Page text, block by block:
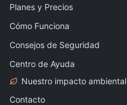
Planes y Precios
Cómo Funciona
Consejos de Seguridad
Centro de Ayuda
Nuestro impacto ambiental
Contacto